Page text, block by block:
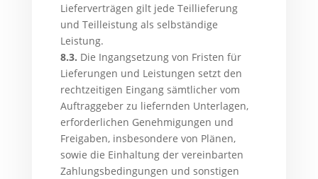
Lieferverträgen gilt jede Teillieferung
und Teilleistung als selbständige
Leistung.
8.3. Die Ingangsetzung von Fristen für
Lieferungen und Leistungen setzt den
rechtzeitigen Eingang sämtlicher vom
Auftraggeber zu liefernden Unterlagen,
erforderlichen Genehmigungen und
Freigaben, insbesondere von Plänen,
sowie die Einhaltung der vereinbarten
Zahlungsbedingungen und sonstigen